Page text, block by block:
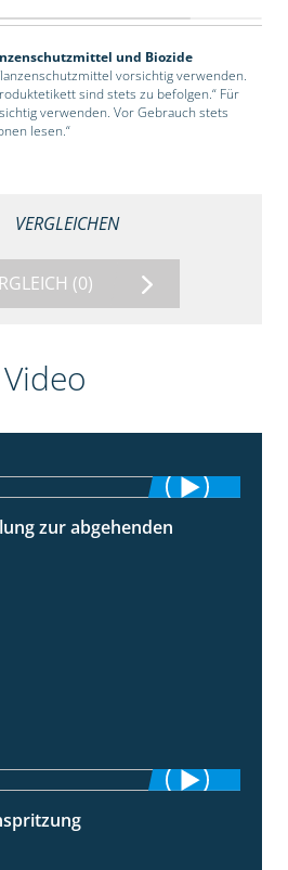
und Biozide
vorsichtig verwenden.
sind stets zu befolgen.“ Für
verwenden. Vor Gebrauch stets
lesen.“
VERGLEICHEN
(0)
Video
3:06
zur abgehenden